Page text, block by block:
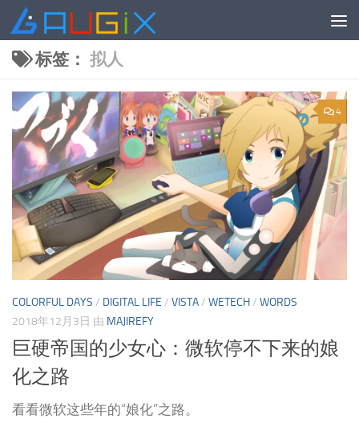
跳至内容
标签： 拟人
4
COLORFUL DAYS / DIGITAL LIFE / VISTA/ WETECH/ WORDS
2018年12月3日 由 MAJIREFY
巨硬帝国的少女心：微软停不下来的娘
化之路
看看微软这些年的“娘化”之路。